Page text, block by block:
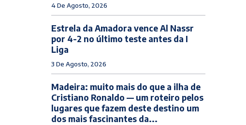
4 De Agosto, 2026
Estrela da Amadora vence Al Nassr
por 4-2 no último teste antes da I
Liga
3 De Agosto, 2026
Madeira: muito mais do que a ilha de
Cristiano Ronaldo — um roteiro pelos
lugares que fazem deste destino um
dos mais fascinantes da...